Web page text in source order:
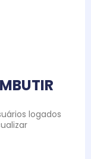
logados